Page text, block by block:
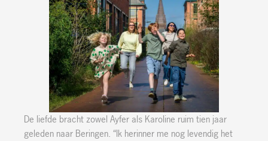
De liefde bracht zowel Ayfer als Karoline ruim tien jaar
geleden naar Beringen. “Ik herinner me nog levendig het